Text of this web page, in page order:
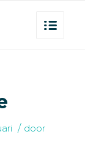
/ door